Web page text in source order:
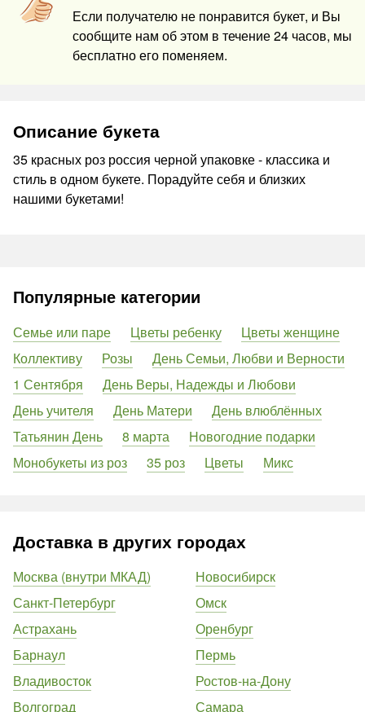
Если получателю не понравится букет, и Вы
сообщите нам об этом в течение 24 часов, мы
бесплатно его поменяем.
Описание букета
35 красных роз россия черной упаковке - классика и
стиль в одном букете. Порадуйте себя и близких
нашими букетами!
Популярные категории
Семье или паре Цветы ребенку
Цветы женщине
Коллективу
Розы
День Семьи, Любви и Верности
1 Сентября
День Веры, Надежды и Любови
День учителя
День Матери
День влюблённых
Татьянин День
8 марта
Новогодние подарки
Монобукеты из роз
35 роз Цветы Микс
Доставка в других городах
Москва (внутри МКАД)
Санкт-Петербург
Астрахань
Барнаул
Владивосток
Волгоград
Новосибирск
Омск
Оренбург
Пермь
Ростов-на-Дону
Самара